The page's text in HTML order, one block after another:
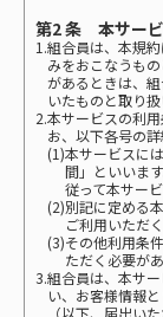
第2 条 本サー
1.組合員は、本規
みをおこなうも
があるときは、
いたものと取り扱
2.本サービスの利
お、以下各号の
(1)本サービスに
間」といいま
従って本サー
(2)別記に定める
ご利用いただ
(3)その他利用条
ただく必要があ
3.組合員は、本サ
い、お客様情報
（以下、届出い